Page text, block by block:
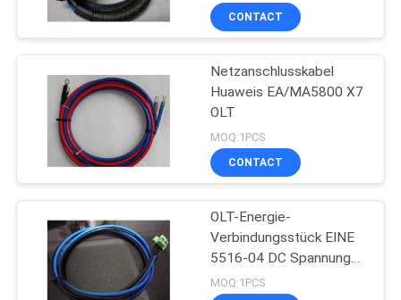
CONTACT
Netzanschlusskabel
Huaweis EA/MA5800 X7
OLT
MOQ:1PCS
CONTACT
OLT-Energie-
Verbindungsstück EINE
5516-04 DC Spannung
Schnur 48V
MOQ:1PCS